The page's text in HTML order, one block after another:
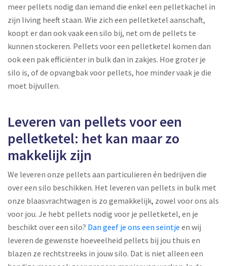
meer pellets nodig dan iemand die enkel een pelletkachel in
zijn living heeft staan. Wie zich een pelletketel aanschaft,
koopt er dan ook vaak een silo bij, net om de pellets te
kunnen stockeren. Pellets voor een pelletketel komen dan
ook een pak efficiënter in bulk dan in zakjes. Hoe groter je
silo is, of de opvangbak voor pellets, hoe minder vaak je die
moet bijvullen.
Leveren van pellets voor een
pelletketel: het kan maar zo
makkelijk zijn
We leveren onze pellets aan particulieren én bedrijven die
over een silo beschikken. Het leveren van pellets in bulk met
onze blaasvrachtwagen is zo gemakkelijk, zowel voor ons als
voor jou. Je hebt pellets nodig voor je pelletketel, en je
beschikt over een silo? Dan geef je ons een seintje en wij
leveren de gewenste hoeveelheid pellets bij jou thuis en
blazen ze rechtstreeks in jouw silo. Dat is niet alleen een